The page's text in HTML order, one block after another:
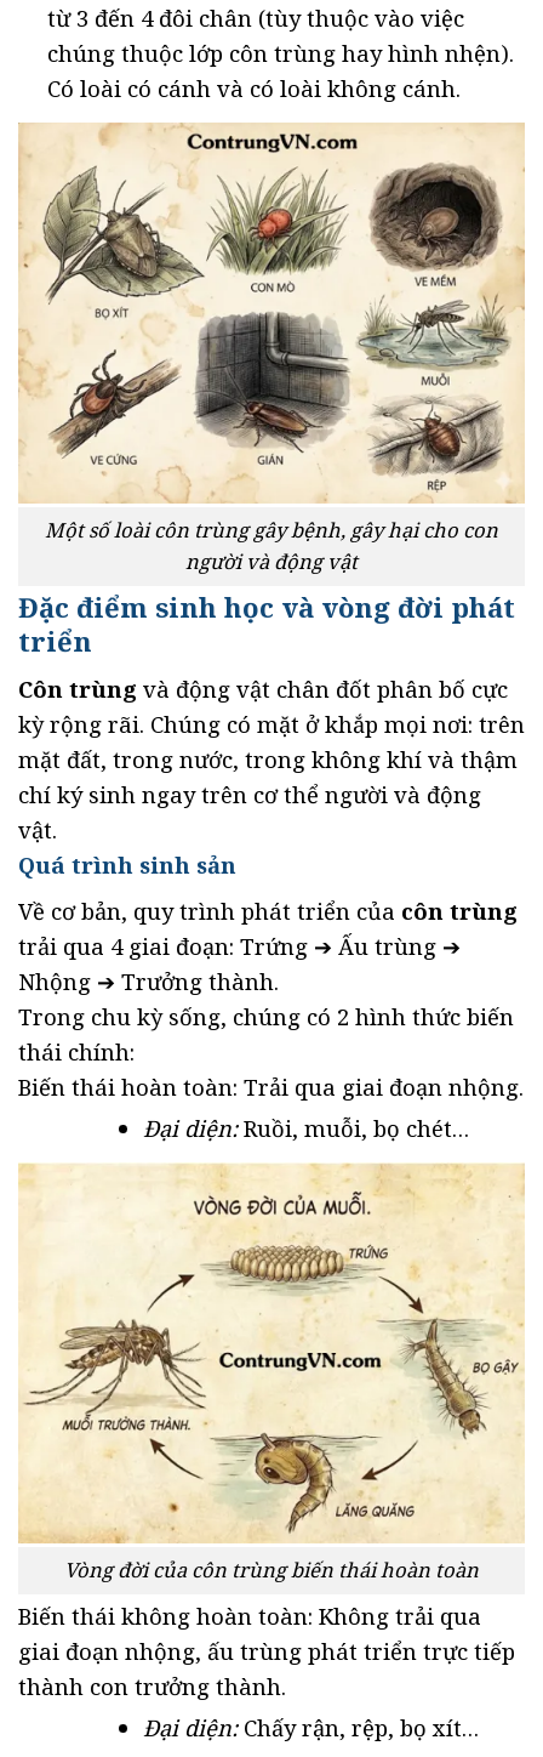
từ 3 đến 4 đôi chân (tùy thuộc vào việc
chúng thuộc lớp côn trùng hay hình nhện).
Có loài có cánh và có loài không cánh.
Một số loài côn trùng gây bệnh, gây hại cho con
người và động vật
Đặc điểm sinh học và vòng đời phát
triển
Côn trùng và động vật chân đốt phân bố cực
kỳ rộng rãi. Chúng có mặt ở khắp mọi nơi: trên
mặt đất, trong nước, trong không khí và thậm
chí ký sinh ngay trên cơ thể người và động
vật.
Quá trình sinh sản
Về cơ bản, quy trình phát triển của côn trùng
trải qua 4 giai đoạn: Trứng ➔ Ấu trùng ➔
Nhộng ➔ Trưởng thành.
Trong chu kỳ sống, chúng có 2 hình thức biến
thái chính:
Biến thái hoàn toàn: Trải qua giai đoạn nhộng.
Đại diện:Ruồi, muỗi, bọ chét…
Vòng đời của côn trùng biến thái hoàn toàn
Biến thái không hoàn toàn: Không trải qua
giai đoạn nhộng, ấu trùng phát triển trực tiếp
thành con trưởng thành.
Đại diện:Chấy rận, rệp, bọ xít…